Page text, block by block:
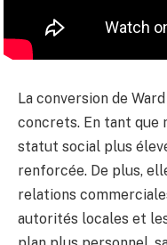
La conversion de
concrets. En tant que
statut social plus
renforcée. De plus,
relations
autorités locales et